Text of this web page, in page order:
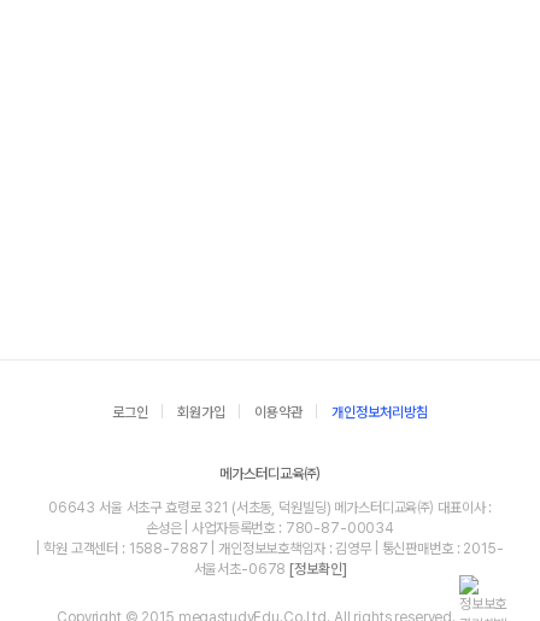
로그인 회원가입 이용약관 개인정보처리방침
메가스터디교육㈜
06643 서울 서초구 효령로 321 (서초동, 덕원빌딩) 메가스터디교육㈜ 대표이사 :
손성은 | 사업자등록번호 : 780-87-00034
| 학원 고객센터 : 1588-7887 | 개인정보보호책임자 : 김영무 | 통신판매번호 : 2015-
서울서초-0678 [정보확인]
Copyright © 2015 megastudyEdu.Co.Ltd. All rights reserved.